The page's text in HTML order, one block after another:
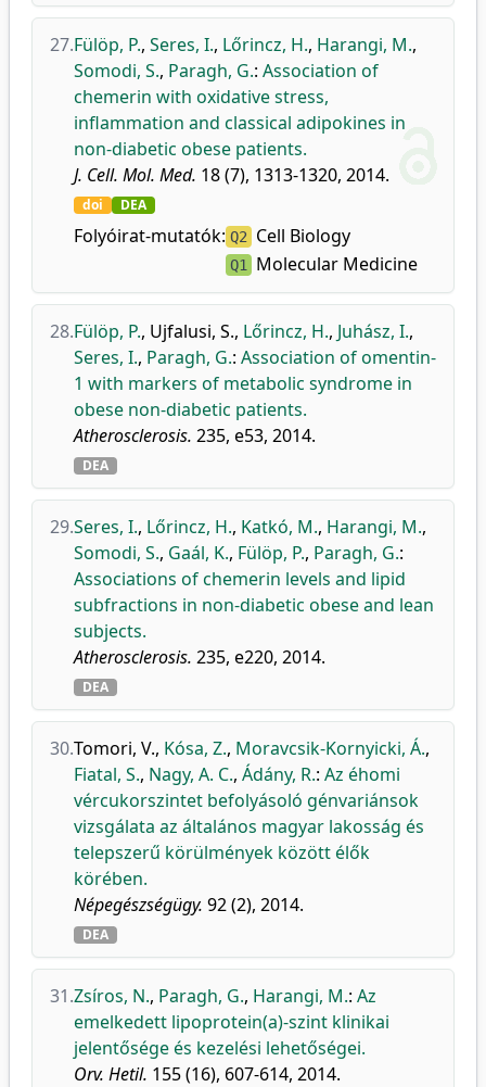
27.Fülöp, P., Seres, I., Lőrincz, H., Harangi, M.,
Somodi, S., Paragh, G.: Association of
chemerin with oxidative stress,
inflammation and classical adipokines in
non-diabetic obese patients.
J. Cell. Mol. Med. 18 (7), 1313-1320, 2014.
doi DEA
Folyóirat-mutatók: Q2 Cell Biology
Q1 Molecular Medicine
28.Fülöp, P., Ujfalusi, S., Lőrincz, H., Juhász, I.,
Seres, I., Paragh, G.: Association of omentin-
1 with markers of metabolic syndrome in
obese non-diabetic patients.
Atherosclerosis. 235, e53, 2014.
DEA
29.Seres, I., Lőrincz, H., Katkó, M., Harangi, M.,
Somodi, S., Gaál, K., Fülöp, P., Paragh, G.:
Associations of chemerin levels and lipid
subfractions in non-diabetic obese and lean
subjects.
Atherosclerosis. 235, e220, 2014.
DEA
30.Tomori, V., Kósa, Z., Moravcsik-Kornyicki, Á.,
Fiatal, S., Nagy, A. C., Ádány, R.: Az éhomi
vércukorszintet befolyásoló génvariánsok
vizsgálata az általános magyar lakosság és
telepszerű körülmények között élők
körében.
Népegészségügy. 92 (2), 2014.
DEA
31.Zsíros, N., Paragh, G., Harangi, M.: Az
emelkedett lipoprotein(a)-szint klinikai
jelentősége és kezelési lehetőségei.
Orv. Hetil. 155 (16), 607-614, 2014.